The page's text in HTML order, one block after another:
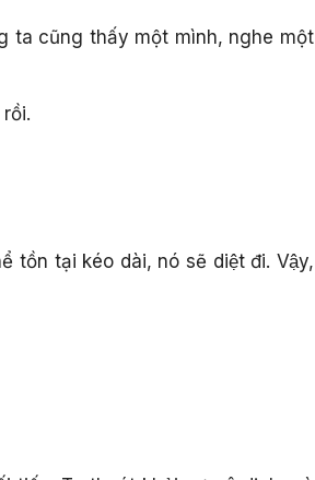
ta cũng thấy một mình, nghe một
tồn tại kéo dài, nó sẽ diệt đi. Vậy,